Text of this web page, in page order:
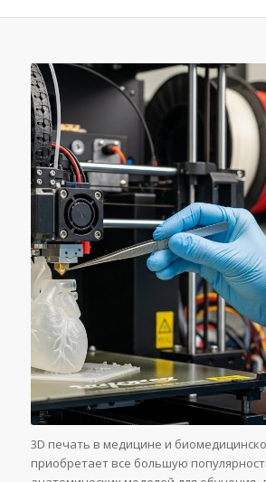
3D печать в медицине и
приобретает все большую